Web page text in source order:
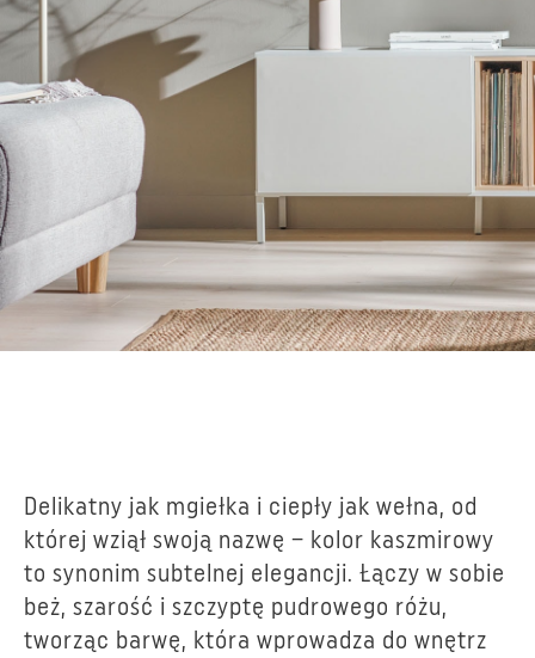
Delikatny jak mgiełka i ciepły jak wełna, od
której wziął swoją nazwę – kolor kaszmirowy
to synonim subtelnej elegancji. Łączy w sobie
beż, szarość i szczyptę pudrowego różu,
tworząc barwę, która wprowadza do wnętrz